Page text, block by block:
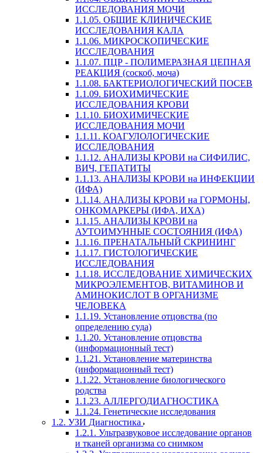
ИССЛЕДОВАНИЯ МОЧИ
1.1.05. ОБЩИЕ КЛИНИЧЕСКИЕ
ИССЛЕДОВАНИЯ КАЛА
1.1.06. МИКРОСКОПИЧЕСКИЕ
ИССЛЕДОВАНИЯ
1.1.07. ПЦР - ПОЛИМЕРАЗНАЯ ЦЕПНАЯ
РЕАКЦИЯ (соскоб, моча)
1.1.08. БАКТЕРИОЛОГИЧЕСКИЙ ПОСЕВ
1.1.09. БИОХИМИЧЕСКИЕ
ИССЛЕДОВАНИЯ КРОВИ
1.1.10. БИОХИМИЧЕСКИЕ
ИССЛЕДОВАНИЯ МОЧИ
1.1.11. КОАГУЛОЛОГИЧЕСКИЕ
ИССЛЕДОВАНИЯ
1.1.12. АНАЛИЗЫ КРОВИ на СИФИЛИС,
ВИЧ, ГЕПАТИТЫ
1.1.13. АНАЛИЗЫ КРОВИ на ИНФЕКЦИИ
(ИФА)
1.1.14. АНАЛИЗЫ КРОВИ на ГОРМОНЫ,
ОНКОМАРКЕРЫ (ИФА, ИХА)
1.1.15. АНАЛИЗЫ КРОВИ на
АУТОИМУННЫЕ СОСТОЯНИЯ (ИФА)
1.1.16. ПРЕНАТАЛЬНЫЙ СКРИНИНГ
1.1.17. ГИСТОЛОГИЧЕСКИЕ
ИССЛЕДОВАНИЯ
1.1.18. ИССЛЕДОВАНИЕ ХИМИЧЕСКИХ
МИКРОЭЛЕМЕНТОВ, ВИТАМИНОВ И
АМИНОКИСЛОТ В ОРГАНИЗМЕ
ЧЕЛОВЕКА
1.1.19. Установление отцовства (по
определению суда)
1.1.20. Установление отцовства
(информационный тест)
1.1.21. Установление материнства
(информационный тест)
1.1.22. Установление биологического
родства
1.1.23. АЛЛЕРГОДИАГНОСТИКА
1.1.24. Генетические исследования
1.2. УЗИ Диагностика
1.2.1. Ультразвуковое исследование органов
и тканей организма со снимком